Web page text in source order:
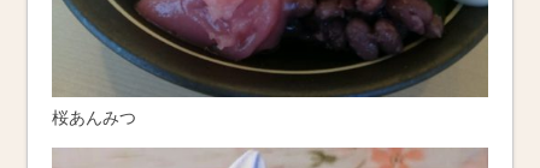
桜あんみつ